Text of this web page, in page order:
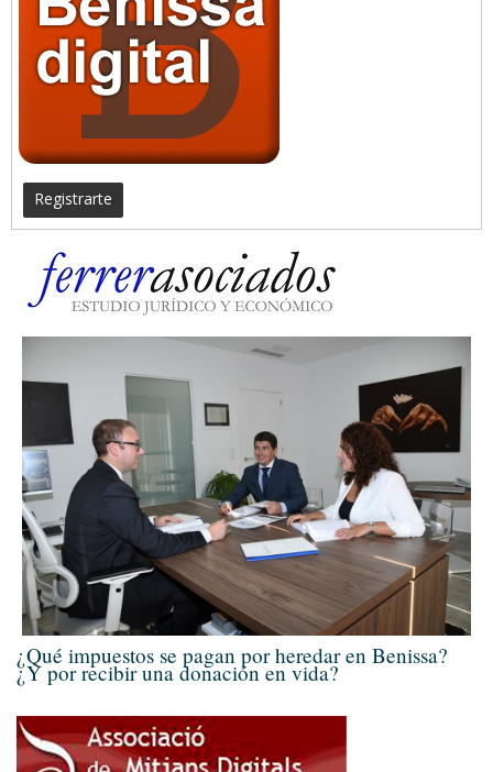
Registrarte
¿Qué impuestos se pagan por heredar en Benissa?
¿Y por recibir una donación en vida?